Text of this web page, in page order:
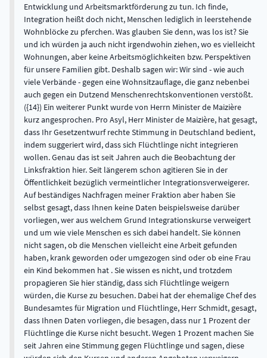
Entwicklung und Arbeitsmarktförderung zu tun. Ich finde,
Integration heißt doch nicht, Menschen lediglich in leerstehende
Wohnblöcke zu pferchen. Was glauben Sie denn, was los ist? Sie
und ich würden ja auch nicht irgendwohin ziehen, wo es vielleicht
Wohnungen, aber keine Arbeitsmöglichkeiten bzw. Perspektiven
für unsere Familien gibt. Deshalb sagen wir: Wir sind - wie auch
viele Verbände - gegen eine Wohnsitzauflage, die ganz nebenbei
auch gegen ein Dutzend Menschenrechtskonventionen verstößt.
({14}) Ein weiterer Punkt wurde von Herrn Minister de Maizière
kurz angesprochen. Pro Asyl, Herr Minister de Maizière, hat gesagt,
dass Ihr Gesetzentwurf rechte Stimmung in Deutschland bedient,
indem suggeriert wird, dass sich Flüchtlinge nicht integrieren
wollen. Genau das ist seit Jahren auch die Beobachtung der
Linksfraktion hier. Seit längerem schon agitieren Sie in der
Öffentlichkeit bezüglich vermeintlicher Integrationsverweigerer.
Auf beständiges Nachfragen meiner Fraktion aber haben Sie
selbst gesagt, dass Ihnen keine Daten beispielsweise darüber
vorliegen, wer aus welchem Grund Integrationskurse verweigert
und um wie viele Menschen es sich dabei handelt. Sie können
nicht sagen, ob die Menschen vielleicht eine Arbeit gefunden
haben, krank geworden oder umgezogen sind oder ob eine Frau
ein Kind bekommen hat . Sie wissen es nicht, und trotzdem
propagieren Sie hier ständig, dass sich Flüchtlinge weigern
würden, die Kurse zu besuchen. Dabei hat der ehemalige Chef des
Bundesamtes für Migration und Flüchtlinge, Herr Schmidt, gesagt,
dass Ihnen Daten vorliegen, die besagen, dass nur 1 Prozent der
Flüchtlinge die Kurse nicht besucht. Wegen 1 Prozent machen Sie
seit Jahren eine Stimmung gegen Flüchtlinge und sagen, diese